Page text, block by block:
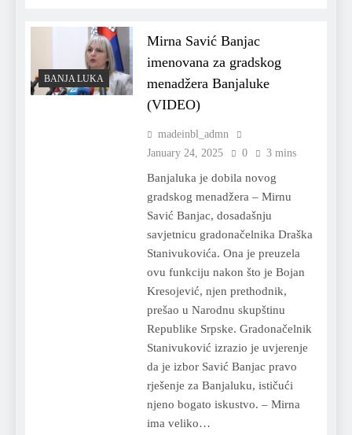
BANJA LUKA
Mirna Savić Banjac
imenovana za gradskog
menadžera Banjaluke
(VIDEO)
madeinbl_admn
January 24, 2025
0 3 mins
Banjaluka je dobila novog
gradskog menadžera – Mirnu
Savić Banjac, dosadašnju
savjetnicu gradonačelnika Draška
Stanivukovića. Ona je preuzela
ovu funkciju nakon što je Bojan
Kresojević, njen prethodnik,
prešao u Narodnu skupštinu
Republike Srpske. Gradonačelnik
Stanivuković izrazio je uvjerenje
da je izbor Savić Banjac pravo
rješenje za Banjaluku, ističući
njeno bogato iskustvo. – Mirna
ima veliko…